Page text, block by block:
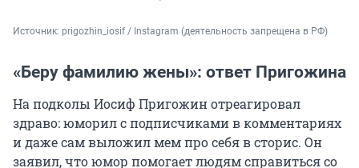
Источник: prigozhin_iosif / Instagram (деятельность запрещена в РФ)
«Беру фамилию жены»: ответ Пригожина
На подколы Иосиф Пригожин отреагировал
здраво: юморил с подписчиками в комментариях
и даже сам выложил мем про себя в сторис. Он
заявил, что юмор помогает людям справиться со